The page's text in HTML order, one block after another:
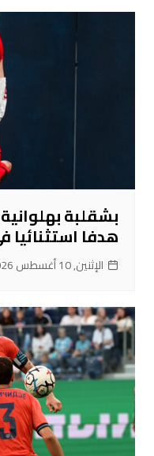
بشقلبة
هدفا
الإثنين, 10 أغسطس 2026, 4:54